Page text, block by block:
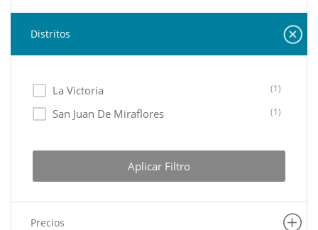
Distritos
La Victoria (1)
San Juan De Miraflores (1)
Aplicar Filtro
Precios